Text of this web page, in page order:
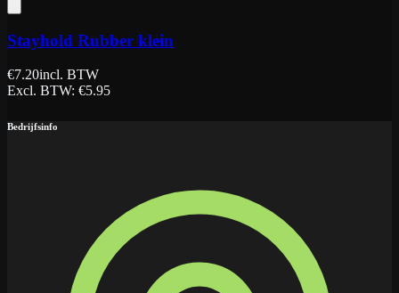
Stayhold Rubber klein
€7.20incl. BTW
Excl. BTW: €5.95
Bedrijfsinfo